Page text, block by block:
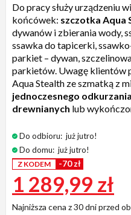
Do pracy służy urządzeniu
końcówek: szczotka Aqua
dywanów i zbierania wody,
ssawka do tapicerki,
parkiet – dywan,
parkietów. Uwagę klientów
Aqua Stealth ze szmatką z
jednoczesnego
drewnianych lub
Do odbioru: już jutro!
Do domu: już jutro!
Z KODEM -70 zł
1 289,99 zł
Najniższa cena z 30 dni przed